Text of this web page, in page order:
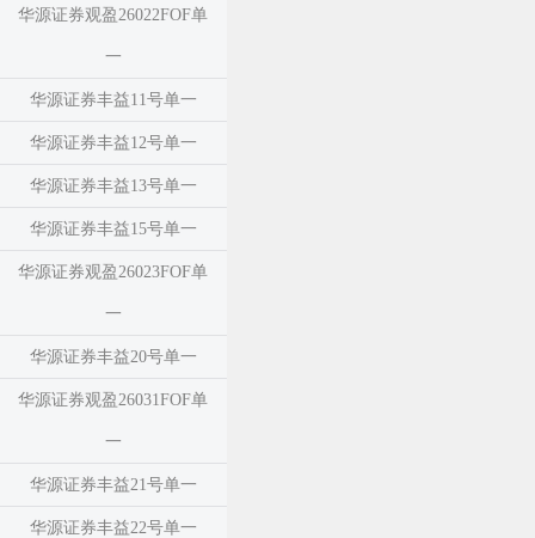
华源证券观盈26022FOF单
一
华源证券丰益11号单一
华源证券丰益12号单一
华源证券丰益13号单一
华源证券丰益15号单一
华源证券观盈26023FOF单
一
华源证券丰益20号单一
华源证券观盈26031FOF单
一
华源证券丰益21号单一
华源证券丰益22号单一